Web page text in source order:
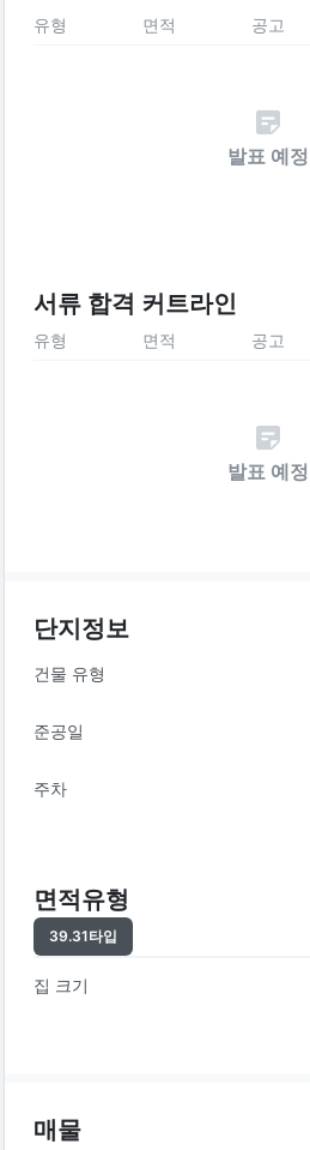
유형 면적 공고
발표 예정
서류 합격 커트라인
유형 면적 공고
발표 예정
단지정보
건물 유형
준공일
주차
면적유형
39.31타입
집 크기
매물